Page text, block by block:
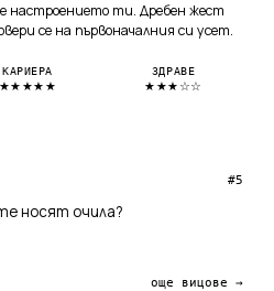
настроението ти. Дребен жест
се на първоначалния си усет.
КАРИЕРА
★★★★★
ЗДРАВЕ
★★★☆☆
#5
носят очила?
още вицове →